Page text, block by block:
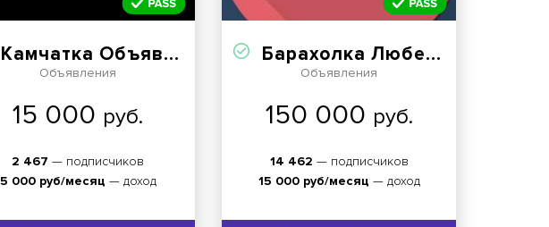
Камчатка Объявления
Объявления
15 000 руб.
2 467 — подписчиков
5 000 руб/месяц — доход
Барахолка Люберцы Некрасовка
Объявления
150 000 руб.
14 462 — подписчиков
15 000 руб/месяц — доход